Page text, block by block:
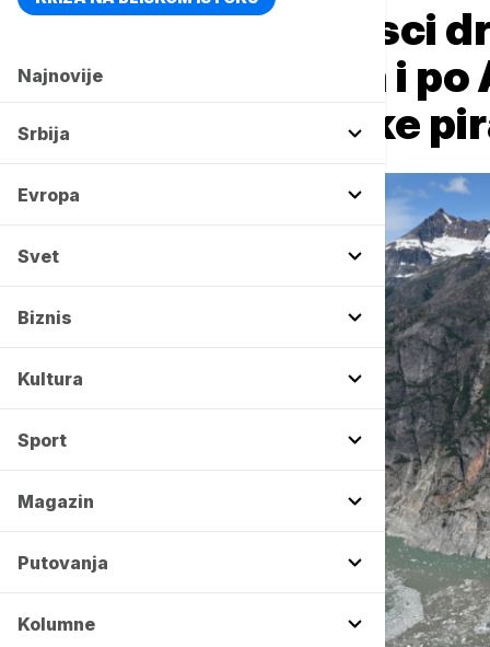
Najnovije
Srbija
Evropa
Svet
Biznis
Kultura
Sport
Magazin
Putovanja
Kolumne
Cunami na Aljasci
visok kao jedna i
kao 24 egipatske